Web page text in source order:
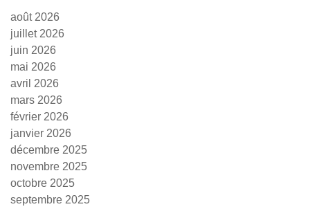
août 2026
juillet 2026
juin 2026
mai 2026
avril 2026
mars 2026
février 2026
janvier 2026
décembre 2025
novembre 2025
octobre 2025
septembre 2025